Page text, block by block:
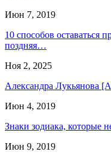
Июн 7, 2019
10 способов оставаться
поздняя…
Ноя 2, 2025
Александра Лукьянова
Июн 4, 2019
Знаки зодиака, которые
Июн 9, 2019